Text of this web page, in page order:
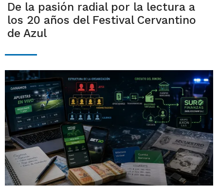
De la pasión radial por la lectura a
los 20 años del Festival Cervantino
de Azul